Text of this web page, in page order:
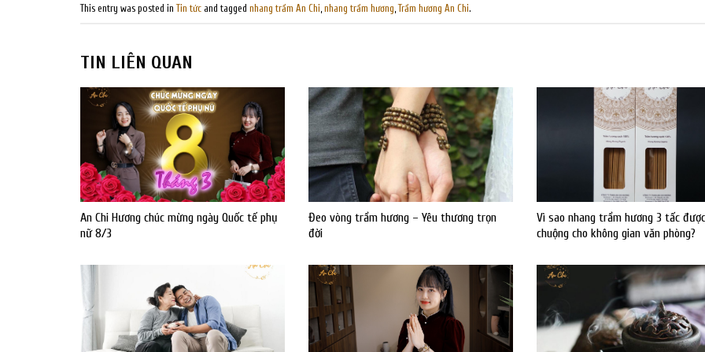
This entry was posted in Tin tức and tagged nhang trầm An Chi,nhang trầm hương, Trầm hương An Chi.
TIN LIÊN QUAN
An Chi Hương chúc mừng ngày Quốc tế phụ
nữ 8/3
Đeo vòng trầm hương – Yêu thương trọn
đời
Vì sao nhang trầm hương 3 tấc
chuộng cho không gian văn phòng?